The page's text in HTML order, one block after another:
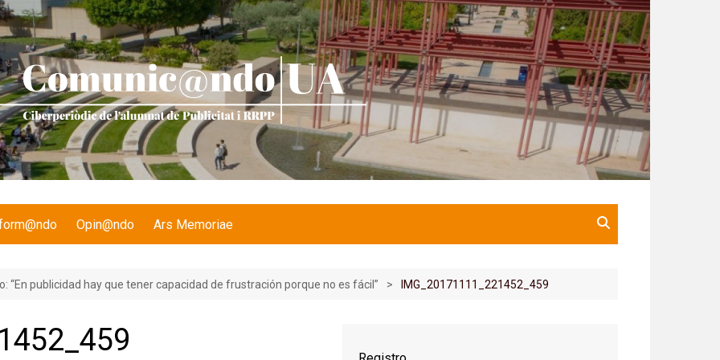
Opin@ndo Ars Memoriae
“En publicidad hay que tener capacidad de frustración porque no es fácil” IMG_20171111_221452_459